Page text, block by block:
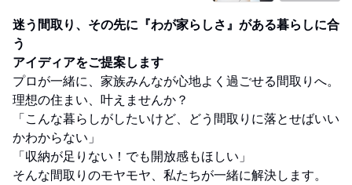
迷う間取り、その先に『わが家らしさ』がある暮らしに合
う
アイディアをご提案します
プロが一緒に、家族みんなが心地よく過ごせる間取りへ。
理想の住まい、叶えませんか？
「こんな暮らしがしたいけど、どう間取りに落とせばいい
かわからない」
「収納が足りない！でも開放感もほしい」
そんな間取りのモヤモヤ、私たちが一緒に解決します。